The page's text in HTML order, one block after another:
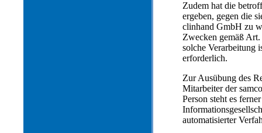
Zudem hat die
ergeben, gegen die
clinhand GmbH zu
Zwecken gemäß
solche Verarbeitung
erforderlich.
Zur Ausübung des
Mitarbeiter der
Person steht es
automatisierter